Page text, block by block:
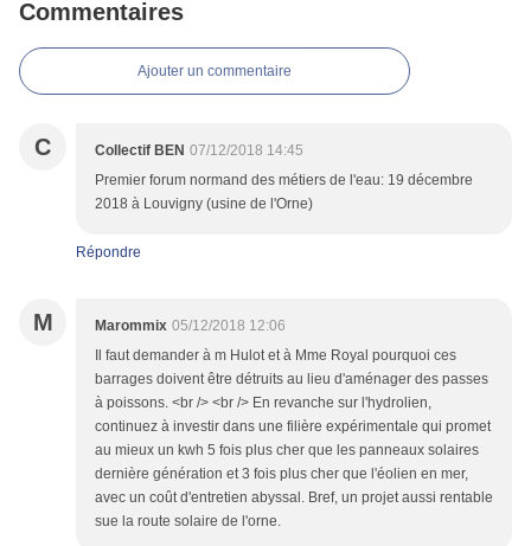
Commentaires
Ajouter un commentaire
C Collectif BEN 07/12/2018 14:45
Premier forum normand des métiers de l'eau: 19 décembre
2018 à Louvigny (usine de l'Orne)
Répondre
M Marommix 05/12/2018 12:06
Il faut demander à m Hulot et à Mme Royal pourquoi ces
barrages doivent être détruits au lieu d'aménager des passes
à poissons. <br /> <br /> En revanche sur l'hydrolien,
continuez à investir dans une filière expérimentale qui promet
au mieux un kwh 5 fois plus cher que les panneaux solaires
dernière génération et 3 fois plus cher que l'éolien en mer,
avec un coût d'entretien abyssal. Bref, un projet aussi rentable
sue la route solaire de l'orne.